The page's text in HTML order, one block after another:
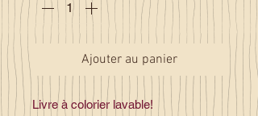
Ajouter au panier
Livre à colorier lavable!